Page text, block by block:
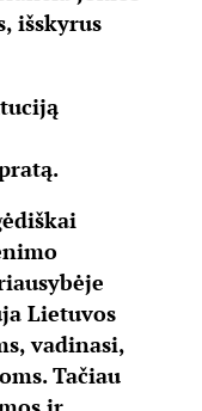
išskyrus
Lietuvos
vadinasi,
Tačiau